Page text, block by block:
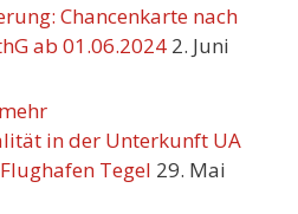
Chancenkarte nach
ab 01.06.2024 2. Juni
in der Unterkunft UA
Tegel 29. Mai